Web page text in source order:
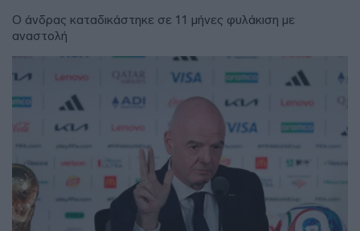
Ο άνδρας καταδικάστηκε σε 11 μήνες φυλάκιση με
αναστολή